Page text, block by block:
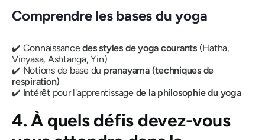
Comprendre les bases du yoga
✔️ Connaissancedes styles de yoga courants(Hatha,
Vinyasa, Ashtanga, Yin)
✔️ Notions de base du pranayama (techniques de
respiration)
✔️ Intérêt pour l'apprentissage de la philosophie du yoga
4. À quels défis devez-vous